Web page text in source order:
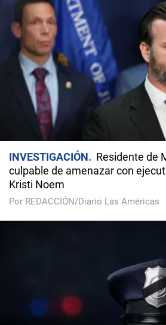
INVESTIGACIÓN
Residente de
culpable de amenazar con
Kristi Noem
Por REDACCIÓN/Diario Las Américas